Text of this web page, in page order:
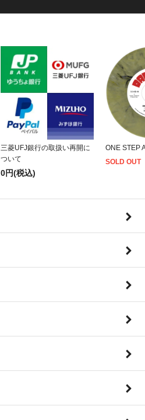
三菱UFJ銀行の取扱い再開に
ついて
0円(税込)
ONE STEP
SOLD OUT